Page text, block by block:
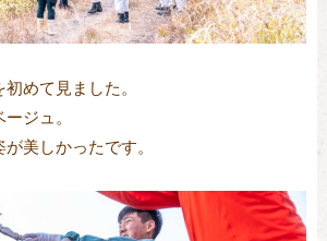
めて見ました。
ジュ。
美しかったです。